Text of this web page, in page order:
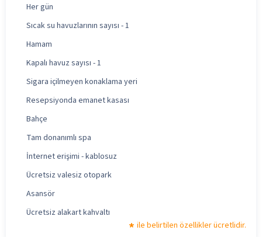
Her gün
Sıcak su havuzlarının sayısı - 1
Hamam
Kapalı havuz sayısı - 1
Sigara içilmeyen konaklama yeri
Resepsiyonda emanet kasası
Bahçe
Tam donanımlı spa
İnternet erişimi - kablosuz
Ücretsiz valesiz otopark
Asansör
Ücretsiz alakart kahvaltı
ile belirtilen özellikler ücretlidir.